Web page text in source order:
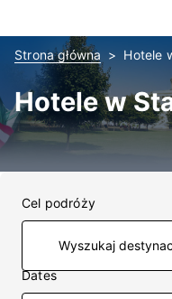
Strona główna Hotele
Hotele w
Cel podróży
Dates